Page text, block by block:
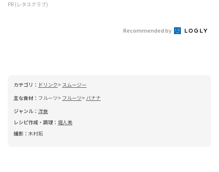
PR (レタスクラブ)
Recommended by
カテゴリ： ドリンク
スムージー
主な食材： フルーツ フルーツ
バナナ
ジャンル： 洋食
レシピ作成・調理： 堤人美
撮影： 木村拓